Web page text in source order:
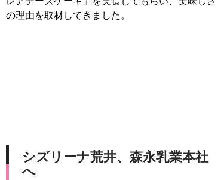
の理由を取材してきました。
シズリーナ荒井、森永乳業本社
へ